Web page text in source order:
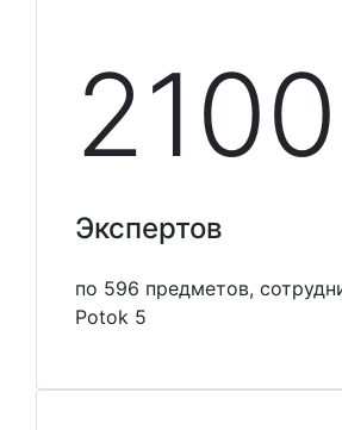
2100
Экспертов
по 596 предметов,
Potok 5